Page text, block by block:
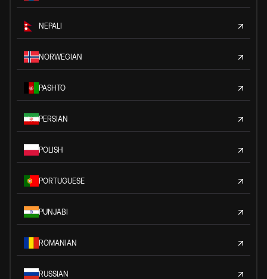
NEPALI
NORWEGIAN
PASHTO
PERSIAN
POLISH
PORTUGUESE
PUNJABI
ROMANIAN
RUSSIAN